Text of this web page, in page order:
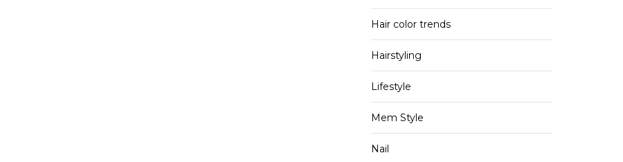
Hair color trends
Hairstyling
Lifestyle
Mem Style
Nail